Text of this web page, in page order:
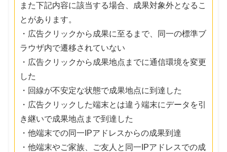
また下記内容に該当する場合、成果対象外となるこ
とがあります。
・広告クリックから成果に至るまで、同一の標準ブ
ラウザ内で遷移されていない
・広告クリックから成果地点までに通信環境を変更
した
・回線が不安定な状態で成果地点に到達した
・広告クリックした端末とは違う端末にデータを引
き継いで成果地点まで到達した
・他端末での同一IPアドレスからの成果到達
・他端末やご家族、ご友人と同一IPアドレスでの成